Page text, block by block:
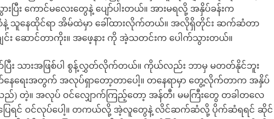
ပြီး ကောင်မလေးတွေနဲ့ ပျော်ပါးတယ်။ အားမရလို့ အနှိပ်ခန်းက
နဲ့ သူနေထိုင်ရာ အိမ်ထဲမှာ ခေါ်ထားလိုက်တယ်။ အလိုရှိတိုင်း ဆက်ဆံတာ
ဆောင်တာကိုး။ အဖေ့နား ကို အဲ့သတင်းက ပေါက်သွားတယ်။
ြီး သားအဖြစ်ပါ စွန့်လွှတ်လိုက်တယ်။ ကိုယ်လည်း ဘာမှ မတတ်နိုင်ဘူး
တ်နေရေးအတွက် အလုပ်ရှာတော့တာပေါ့။ တနေရာမှာ တွေ့လိုက်တာက အနှိပ်
းသည်) တဲ့။ အလုပ် ဝင်လျှောက်ကြည့်တော့ အန်တီ၊ မမကြီးတွေ တခါတလေ
ေရင် ဝင်လုပ်ပေါ့။ တကယ်လို့ အဲ့လူတွေနဲ့ လိင်ဆက်ဆံလို့ ပိုက်ဆံရရင် ဆိုင်